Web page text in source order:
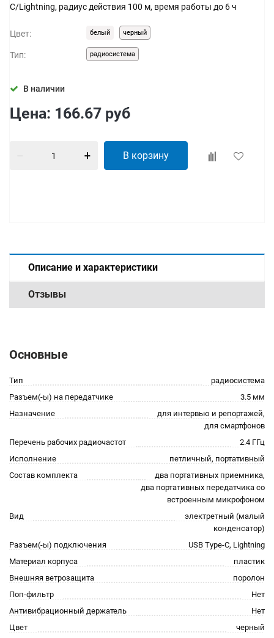
C/Lightning, радиус действия 100 м, время работы до 6 ч
Цвет: белый черный
Тип: радиосистема
В наличии
Цена: 166.67 руб
В корзину
Описание и характеристики
Отзывы
Основные
Тип
радиосистема
Разъем(-ы) на передатчике
3.5 мм
Назначение
для интервью и репортажей,
для смартфонов
Перечень рабочих радиочастот
2.4 ГГц
Исполнение
петличный, портативный
Состав комплекта
два портативных приемника,
два портативных передатчика со
встроенным микрофоном
Вид
электретный (малый
конденсатор)
Разъем(-ы) подключения
USB Type-C, Lightning
Материал корпуса
пластик
Внешняя ветрозащита
поролон
Поп-фильтр
Нет
Антивибрационный держатель
Нет
Цвет
черный